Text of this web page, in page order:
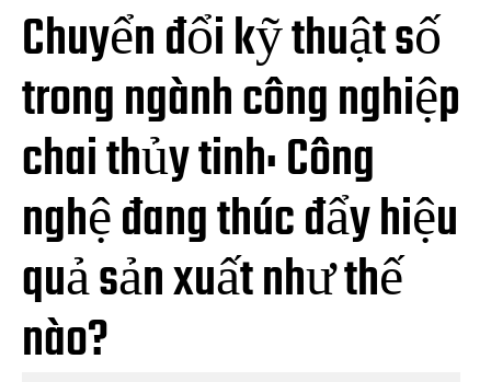
Chuyển đổi kỹ thuật số
trong ngành công nghiệp
chai thủy tinh: Công
nghệ đang thúc đẩy hiệu
quả sản xuất như thế
nào?